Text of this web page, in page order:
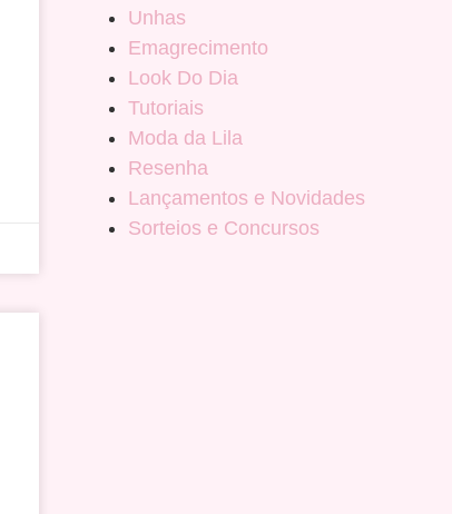
Unhas
Emagrecimento
Look Do Dia
Tutoriais
Moda da Lila
Resenha
Lançamentos e Novidades
Sorteios e Concursos